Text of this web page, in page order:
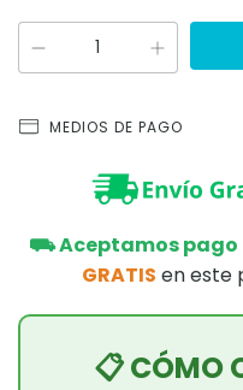
MEDIOS DE PAGO
⛟ Aceptamos pago
GRATIS en este
📋 CÓMO